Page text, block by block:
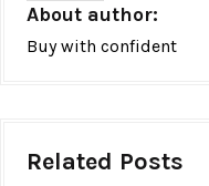
About author:
Buy with confident
Related Posts